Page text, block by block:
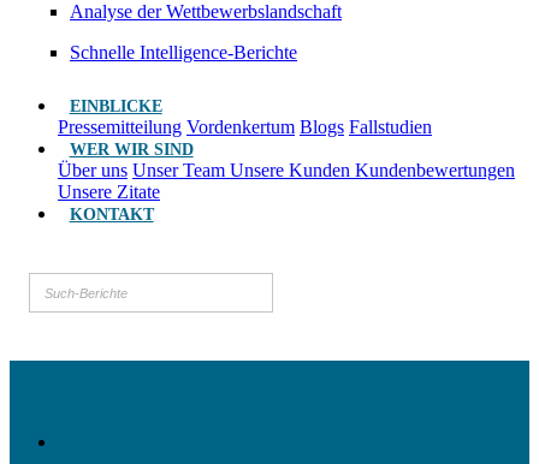
Analyse der Wettbewerbslandschaft
Schnelle Intelligence-Berichte
EINBLICKE
Pressemitteilung Vordenkertum Blogs Fallstudien
WER WIR SIND
Über uns Unser Team Unsere Kunden Kundenbewertungen
Unsere Zitate
KONTAKT